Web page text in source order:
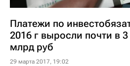
Платежи по
2016 г выросли почти в
млрд руб
29 марта 2017, 19:02